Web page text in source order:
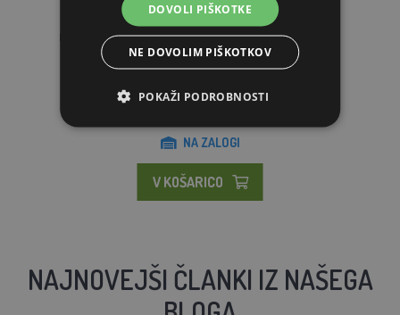
Plastično gnezdo za polaganje MyCozyNest - kukavica
16.20€
NA ZALOGI
V KOŠARICO
NAJNOVEJŠI ČLANKI IZ NAŠEGA
DOVOLI PIŠKOTKE
NE DOVOLIM PIŠKOTKOV
POKAŽI PODROBNOSTI